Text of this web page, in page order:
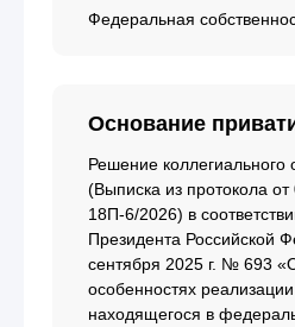
Федеральная
Основание
Решение коллегиального
(Выписка из протокола
18П-6/2026) в
Президента Российской
сентября 2025 г. № 693
особенностях
находящегося в